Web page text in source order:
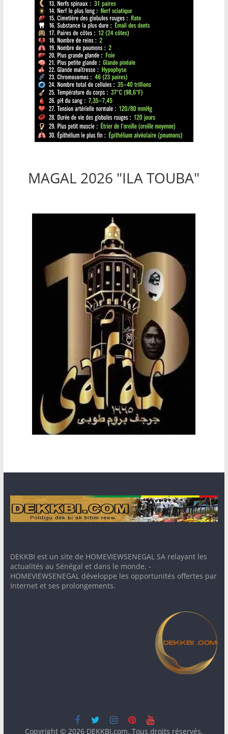
MAGAL 2026 "ILA TOUBA"
DEKKBI est un site de HOMEVIEWSENEGAL SA relayant les
actualités au Sénégal et dans le monde. -
HOMEVIEWSENEGAL développe les opportunités offertes par
Internet et ses prolongements.
Copyright © 2026 DEKKBI.com. Tous droits réservés.